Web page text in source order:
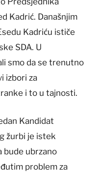
Kadrić. Današnjim
Kadriću ističe
SDA. U
smo da se trenutno
izbori za
i to u tajnosti.
Kandidat
žurbi je istek
bude ubrzano
problem za